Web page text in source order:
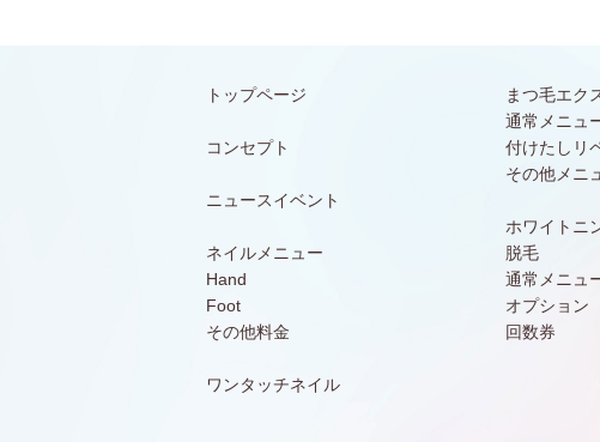
トップページ
コンセプト
ニュースイベント
ネイルメニュー
Hand
Foot
その他料金
ワンタッチネイル
まつ毛エク
通常メニュ
付けたしリ
その他メニ
ホワイトニ
脱毛
通常メニュ
オプション
回数券